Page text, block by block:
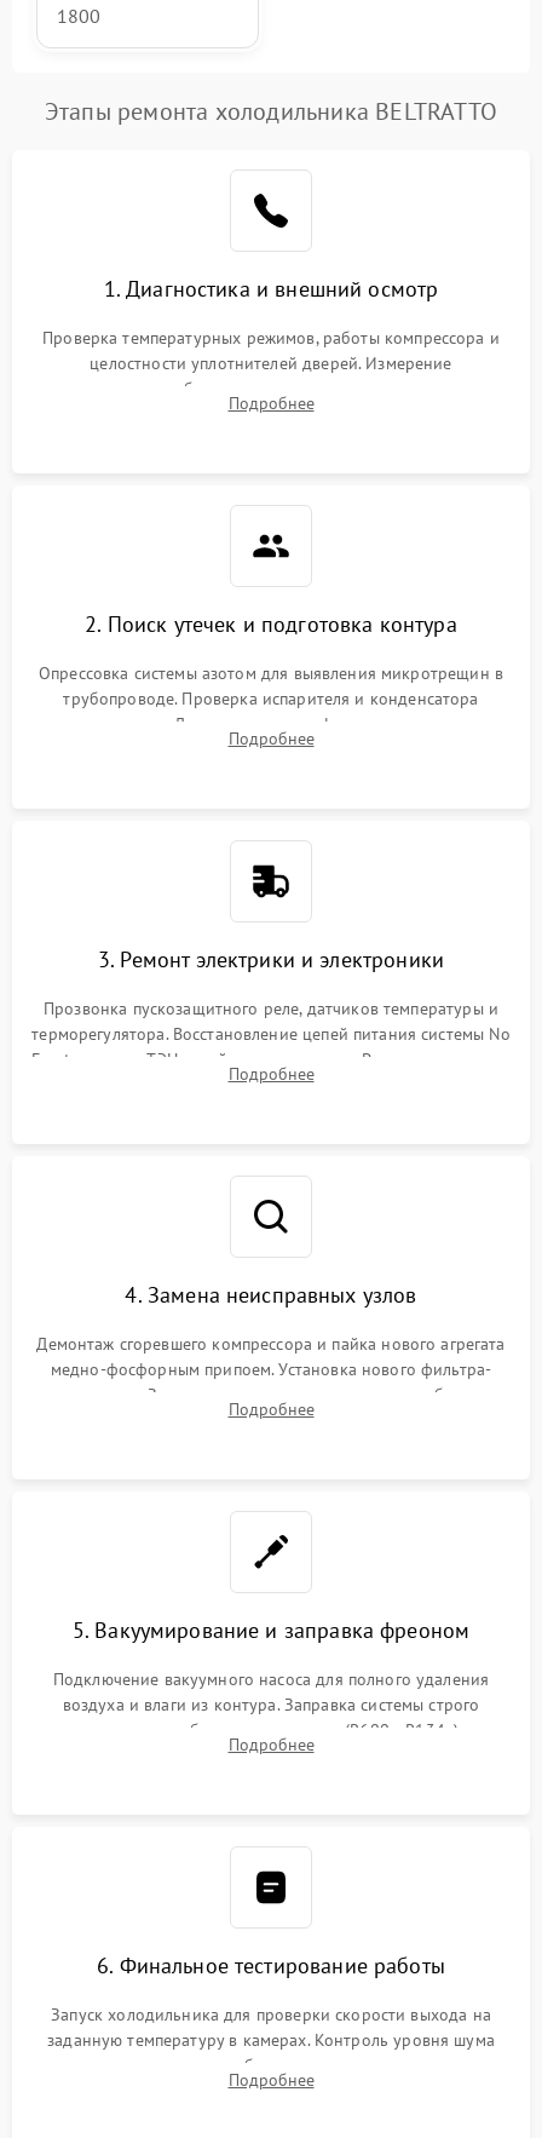
1800
Этапы ремонта холодильника BELTRATTO
1. Диагностика и внешний осмотр
Проверка температурных режимов, работы компрессора и
целостности уплотнителей дверей. Измерение
сопротивления обмоток мотора, проверка термостата и
считывание кодов ошибок с электронного дисплея.
Подробнее
2. Поиск утечек и подготовка контура
Опрессовка системы азотом для выявления микротрещин в
трубопроводе. Проверка испарителя и конденсатора
течеискателем. Демонтаж старого фильтра-осушителя и
продувка капиллярной трубки для устранения засоров.
Подробнее
3. Ремонт электрики и электроники
Прозвонка пускозащитного реле, датчиков температуры и
терморегулятора. Восстановление цепей питания системы No
Frost, включая ТЭН оттайки и вентилятор. Ремонт или замена
платы управления при сбоях алгоритмов.
Подробнее
4. Замена неисправных узлов
Демонтаж сгоревшего компрессора и пайка нового агрегата
медно-фосфорным припоем. Установка нового фильтра-
осушителя. Замена изношенных вентиляторов обдува,
сломанных заслонок или поврежденных дверных петель.
Подробнее
5. Вакуумирование и заправка фреоном
Подключение вакуумного насоса для полного удаления
воздуха и влаги из контура. Заправка системы строго
дозированным объемом хладагента (R600a, R134a) по
электронным весам. Контроль рабочего давления в системе.
Подробнее
6. Финальное тестирование работы
Запуск холодильника для проверки скорости выхода на
заданную температуру в камерах. Контроль уровня шума
компрессора, отсутствия обмерзания стенок и корректного
срабатывания системы автоматической оттайки.
Подробнее